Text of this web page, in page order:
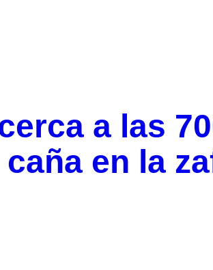
a las
en la